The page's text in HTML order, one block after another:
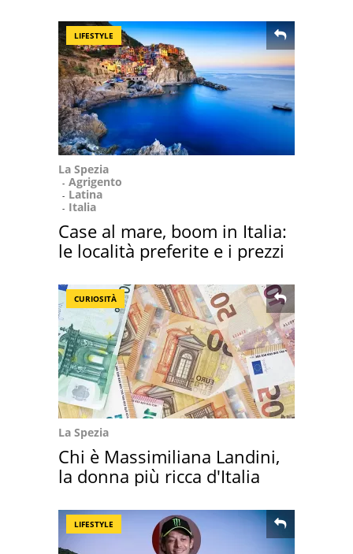
LIFESTYLE
La Spezia
Agrigento
Latina
Italia
Case al mare, boom in Italia:
le località preferite e i prezzi
CURIOSITÀ
La Spezia
Chi è Massimiliana Landini,
la donna più ricca d'Italia
LIFESTYLE